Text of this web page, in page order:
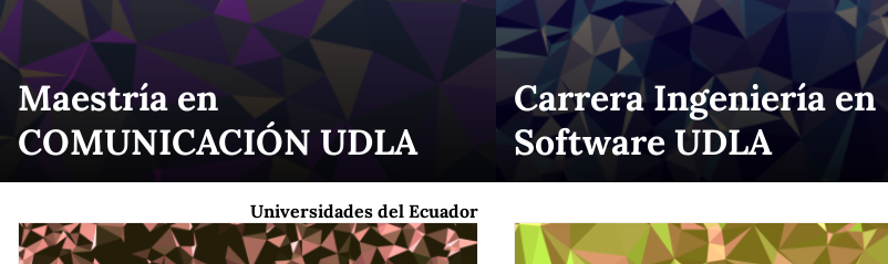
Maestría en
COMUNICACIÓN UDLA
Carrera Ingeniería en
Software UDLA
Universidades del Ecuador